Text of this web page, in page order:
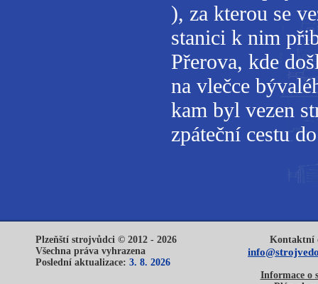
), za kterou se
stanici k nim
Přerova, kde
na vlečce
kam byl vezen
zpáteční cestu
Plzeňští strojvůdci © 2012 - 2026
Všechna práva vyhrazena
Poslední aktualizace: 3. 8. 2026
Kontaktní
Informace o